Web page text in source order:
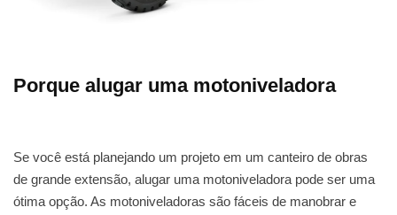
Porque alugar uma motoniveladora
Se você está planejando um projeto em um canteiro de obras
de grande extensão, alugar uma motoniveladora pode ser uma
ótima opção. As motoniveladoras são fáceis de manobrar e